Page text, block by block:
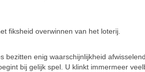
fiksheid overwinnen van het loterij.
enig waarschijnlijkheid
bij gelijk spel. U klinkt immermeer